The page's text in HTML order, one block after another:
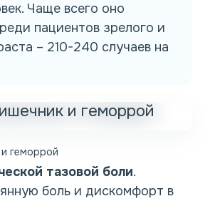
Чаще всего оно
пациентов зрелого и
– 210-240 случаев на
геморрой
тазовой боли.
боль и дискомфорт в